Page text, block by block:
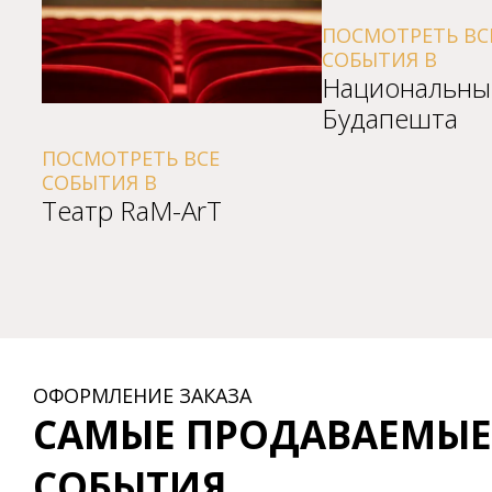
ВСЕ
В
RaM-ArT
ПОСМОТРЕТЬ ВСЕ
СОБЫТИЯ В
Национальный
Будапешта
ОФОРМЛЕНИЕ ЗАКАЗА
САМЫЕ ПРОДАВАЕМЫЕ